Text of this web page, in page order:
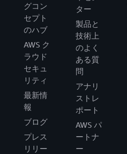
グコン
セプト
のハブ
AWS ク
ラウド
セキュ
リティ
最新情
報
ブログ
プレス
リリー
ター
製品と
技術上
のよく
ある質
問
アナリ
ストレ
ポート
AWS パ
ートナ
ー